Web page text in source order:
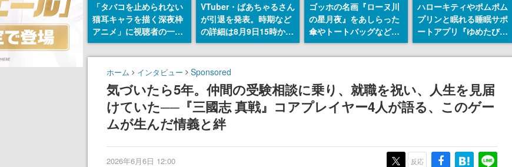
「タバコを止められない
猫耳キャラを描く深夜枠
アニメ」に視聴者の一部
から批判意見。違法薬物
の使用と思しき描写も含
めて、BPOが議論を交わ
VTuber・ばあちゃるさん
が引退を発表。時期など
の詳細は8月9日15時から
の配信で説明
ゴッホの名画『ローヌ川
の星月夜』をあしらった
傘やトートバッグなどが
登場。8月7日21時より2
日間限定で予約販売
ハローキティやポムポム
プリンと眠れる睡眠サポ
ートアプリ『ゆめたび』
が配信中。キャラごとの
ASMRや目覚ましアラー
ホーム インタビュー Sponsored
気づいたら5年。仲間の受験相談に乗り、就職を祝い、人生を見届
けていた──『三國志 真戦』コアプレイヤー4人が語る、このゲー
ムが生んだ情義と絆
2026年6月6日 12:00 反応